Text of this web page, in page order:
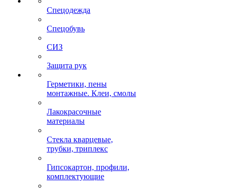
Спецодежда
Спецобувь
СИЗ
Защита рук
Герметики, пены
монтажные. Клеи, смолы
Лакокрасочные
материалы
Стекла кварцевые,
трубки, триплекс
Гипсокартон, профили,
комплектующие